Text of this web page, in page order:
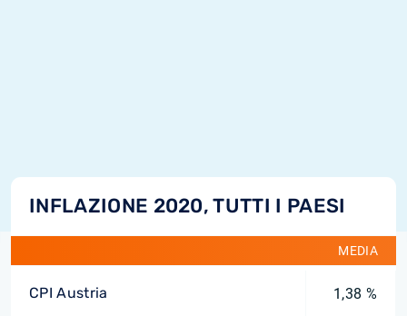
INFLAZIONE 2020, TUTTI I PAESI
MEDIA
CPI Austria 1,38 %